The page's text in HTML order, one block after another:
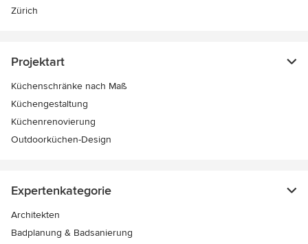
Zürich
Projektart
Küchenschränke nach Maß
Küchengestaltung
Küchenrenovierung
Outdoorküchen-Design
Expertenkategorie
Architekten
Badplanung & Badsanierung